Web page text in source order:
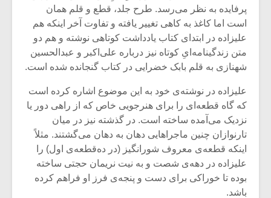
پرفایده به نظر می‌رسد. طرح جلد، قطع و قلم همان
است اما کاغذ به کاهی تغییر یافته و تفاوت آخر اینکه هم
علیزاده در ابتدای کتاب یادداشت کوتاهی نوشته و هم دو
متن زندگینامه‌ایِ کوتاه نیز درباره ‌‌علی‌اکبر و عبدالحسین
شهنازی به قلم بابک خضرایی در کتاب گنجانده شده است.
علیزاده در نوشته‌ی خود به این موضوع اشاره کرده است
که گاه قطعه‌ای را برای هنرجویی خاص که از راهی دور یا
نزدیک می‌آمده ساخته است. در گذشته نیز در میان
تارنوازان چنین ماجراهایی دهان به دهان می‌گشتند. مثلاً
اینکه قطعه‌ی معروف شورانگیز (در ده‌قطعه‌ی اول) را
علیزاده در دهه‌ی شصت و به نیت نریمان حجتی ساخته
بوده تا خوراکی برای دست و پنجه‌ی فرز او فراهم کرده
باشد.
میکلوش روژا
یادداشتی بر موسیقی
متن فیلم «متری
شیش و نیم»
اگر نمی توانی
مشهورترین باشی،
دوره
موسیقی
برگزار
سکانسی
موسیقی